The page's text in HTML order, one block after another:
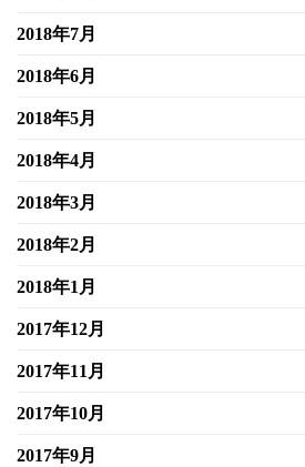
2018年7月
2018年6月
2018年5月
2018年4月
2018年3月
2018年2月
2018年1月
2017年12月
2017年11月
2017年10月
2017年9月